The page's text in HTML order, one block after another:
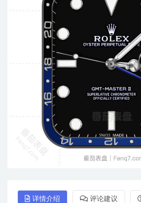
详情介绍 评论建议